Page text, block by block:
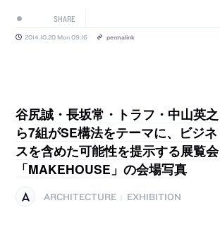
SHARE
2014.10.20 Mon 09:16 permalink
谷尻誠・長坂常・トラフ・中山英之
ら7組がSE構法をテーマに、ビジネ
スを含めた可能性を提示する展覧会
「MAKEHOUSE」の会場写真
ARCHITECTURE EXHIBITION